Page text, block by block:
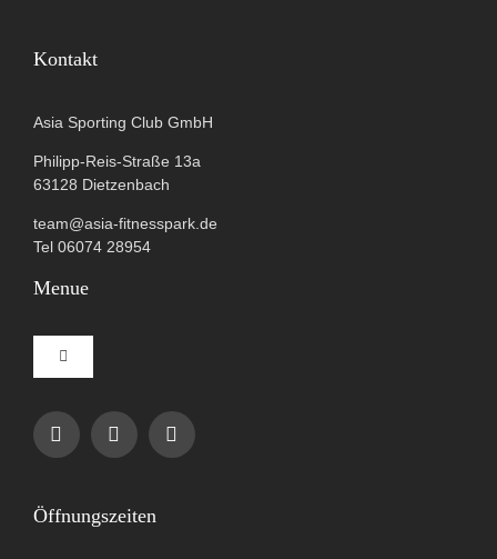
Kontakt
Asia Sporting Club GmbH
Philipp-Reis-Straße 13a
63128 Dietzenbach
team@asia-fitnesspark.de
Tel 06074 28954
Menue
Toggle
Navigation
Impressum
Öffnungszeiten